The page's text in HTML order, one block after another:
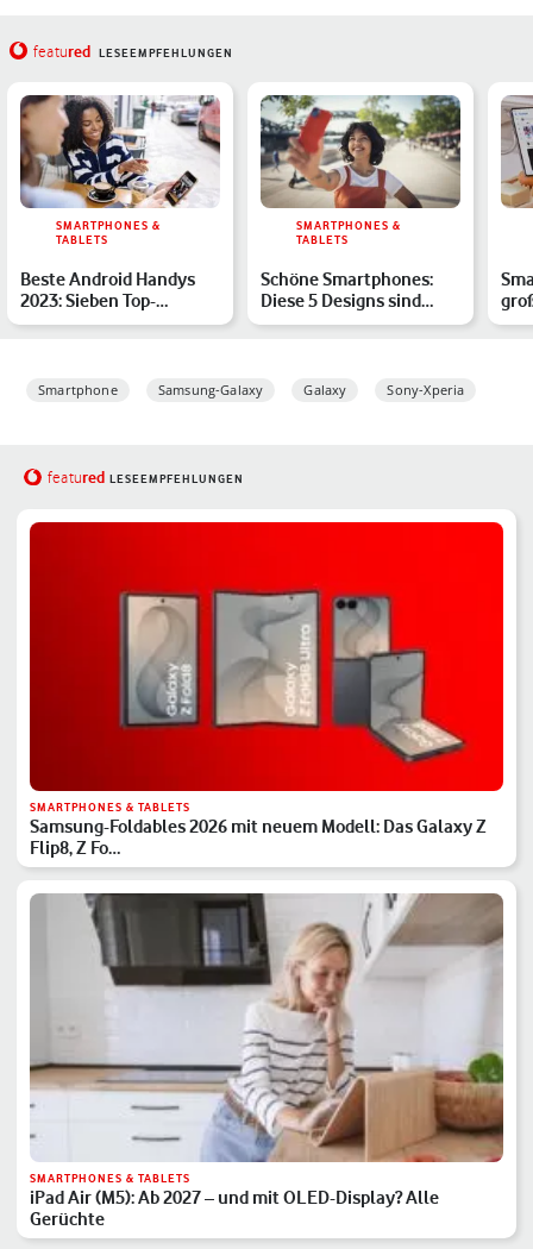
featured LESEEMPFEHLUNGEN
SMARTPHONES &
TABLETS
Beste Android Handys
2023: Sieben Top-
Smartphones
SMARTPHONES &
TABLETS
Schöne Smartphones:
Diese 5 Designs sind
absolute Hingucker
Smartphone Samsung-Galaxy Galaxy Sony-Xperia
featured LESEEMPFEHLUNGEN
SMARTPHONES & TABLETS
Samsung-Foldables 2026 mit neuem Modell: Das Galaxy Z
Flip8, Z Fo…
SMARTPHONES & TABLETS
iPad Air (M5): Ab 2027 – und mit OLED-Display? Alle
Gerüchte